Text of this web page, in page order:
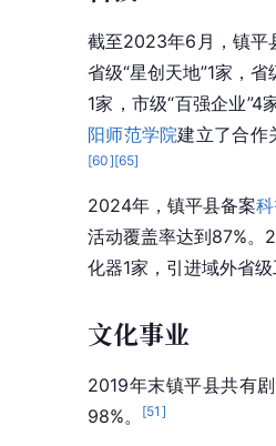
截至2023年6月，镇平
省级“星创天地”1家，
1家，市级“百强企业
阳师范学院建立了合作
[60][65]
2024年，镇平县备案
活动覆盖率达到87%。
化器1家，引进域外省
文化事业
2019年末镇平县共有
98%。
[51 ]